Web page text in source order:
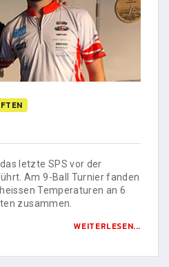
letzte SPS vor der
Am 9-Ball Turnier fanden
Temperaturen an 6
zusammen.
WEITERLESEN...